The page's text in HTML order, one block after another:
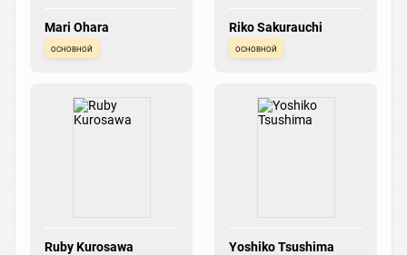
Mari Ohara
основной
Riko Sakurauchi
основной
Ruby Kurosawa Yoshiko Tsushima